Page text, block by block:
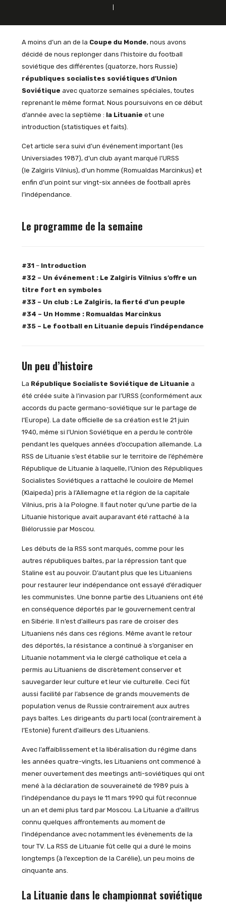
A moins d’un an de la Coupe du Monde, nous avons
décidé de nous replonger dans l’histoire du football
soviétique des différentes (quatorze, hors Russie)
républiques socialistes soviétiques d’Union
Soviétique avec quatorze semaines spéciales, toutes
reprenant le même format. Nous poursuivons en ce début
d’année avec la septième : la Lituanie et une
introduction (statistiques et faits).
Cet article sera suivi d’un événement important (les
Universiades 1987), d’un club ayant marqué l’URSS
(le Zalgiris Vilnius), d’un homme (Romualdas Marcinkus) et
enfin d’un point sur vingt-six années de football après
l’indépendance.
Le programme de la semaine
#31– Introduction
#32 – Un événement : Le Zalgiris Vilnius s’offre un
titre fort en symboles
#33 – Un club : Le Zalgiris, la fierté d’un peuple
#34 – Un Homme : Romualdas Marcinkus
#35 – Le football en Lituanie depuis l’indépendance
Un peu d’histoire
La République Socialiste Soviétique de Lituanie a
été créée suite à l’invasion par l’URSS (conformément aux
accords du pacte germano-soviétique sur le partage de
l’Europe). La date officielle de sa création est le 21 juin
1940, même si l’Union Soviétique en a perdu le contrôle
pendant les quelques années d’occupation allemande. La
RSS de Lituanie s’est établie sur le territoire de l’éphémère
République de Lituanie à laquelle, l’Union des Républiques
Socialistes Soviétiques a rattaché le couloire de Memel
(Klaipeda) pris à l’Allemagne et la région de la capitale
Vilnius, pris à la Pologne. Il faut noter qu’une partie de la
Lituanie historique avait auparavant été rattaché à la
Biélorussie par Moscou.
Les débuts de la RSS sont marqués, comme pour les
autres républiques baltes, par la répression tant que
Staline est au pouvoir. D’autant plus que les Lituaniens
pour restaurer leur indépendance ont essayé d’éradiquer
les communistes. Une bonne partie des Lituaniens ont été
en conséquence déportés par le gouvernement central
en Sibérie. Il n’est d’ailleurs pas rare de croiser des
Lituaniens nés dans ces régions. Même avant le retour
des déportés, la résistance a continué à s’organiser en
Lituanie notamment via le clergé catholique et cela a
permis au Lituaniens de discrètement conserver et
sauvegarder leur culture et leur vie culturelle. Ceci fût
aussi facilité par l’absence de grands mouvements de
population venus de Russie contrairement aux autres
pays baltes. Les dirigeants du parti local (contrairement à
l’Estonie) furent d’ailleurs des Lituaniens.
Avec l’affaiblissement et la libéralisation du régime dans
les années quatre-vingts, les Lituaniens ont commencé à
mener ouvertement des meetings anti-soviétiques qui ont
mené à la déclaration de souveraineté de 1989 puis à
l’indépendance du pays le 11 mars 1990 qui fût reconnue
un an et demi plus tard par Moscou. La Lituanie a d’aillrus
connu quelques affrontements au moment de
l’indépendance avec notamment les évènements de la
tour TV. La RSS de Lituanie fût celle qui a duré le moins
longtemps (à l’exception de la Carélie), un peu moins de
cinquante ans.
La Lituanie dans le championnat soviétique